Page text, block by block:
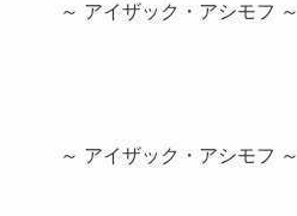
～ アイザック・アシモフ ～
～ アイザック・アシモフ ～